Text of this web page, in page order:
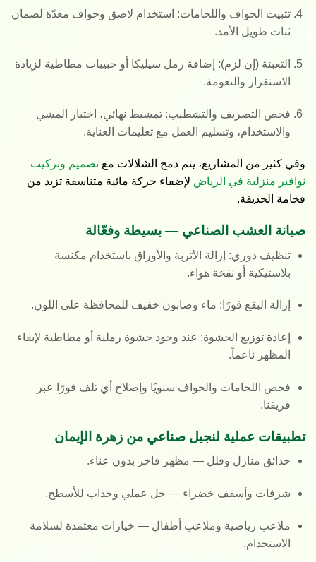
تثبيت الحواف واللحامات: استخدام لاصق وحواف معدّة لضمان
ثبات طويل الأمد.
التعبئة (إن لزم): إضافة رمل سيليكا أو حبيبات مطاطية لزيادة
الاستقرار والنعومة.
فحص التصريف والتشطيب: تمشيط نهائي، اختبار المشي
والاستخدام، وتسليم العمل مع تعليمات العناية.
وفي كثير من المشاريع، يتم دمج الشلالات مع تصميم وتركيب
نوافير منزلية في الرياض لإضفاء حركة مائية متناسقة تزيد من
فخامة الحديقة.
صيانة العشب الصناعي — بسيطة وفعّالة
تنظيف دوري: إزالة الأتربة والأوراق باستخدام مكنسة
بلاستيكية أو نفخة هواء.
إزالة البقع فورًا : ماء وصابون خفيف للمحافظة على اللون.
إعادة توزيع الحشوة: عند وجود حشوة رملية أو مطاطية لإبقاء
المظهر ناعماً.
فحص اللحامات والحواف سنويًا وإصلاح أي تلف فورًا عبر
فريقنا.
تطبيقات عملية لنجيل صناعي من زهرة الإيمان
حدائق منازل وفلل — مظهر فاخر بدون عناء.
شرفات وأسقف خضراء — حل عملي وجذاب للأسطح.
ملاعب رياضية وملاعب أطفال — خيارات معتمدة لسلامة
الاستخدام.